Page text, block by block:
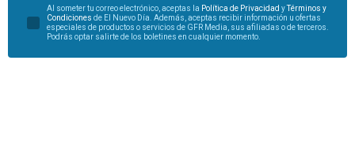
Al someter tu correo electrónico, aceptas la Política de Privacidad yTérminos y
Condiciones de El Nuevo Día. Además, aceptas recibir información u ofertas
especiales de productos o servicios de GFR Media, sus afiliadas o de terceros.
Podrás optar salirte de los boletines en cualquier momento.